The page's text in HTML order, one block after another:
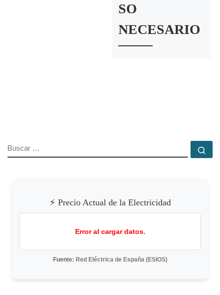
SO
NECESARIO
BUSCAR
⚡ Precio Actual de la Electricidad
Error al cargar datos.
Fuente: Red Eléctrica de España (ESIOS)